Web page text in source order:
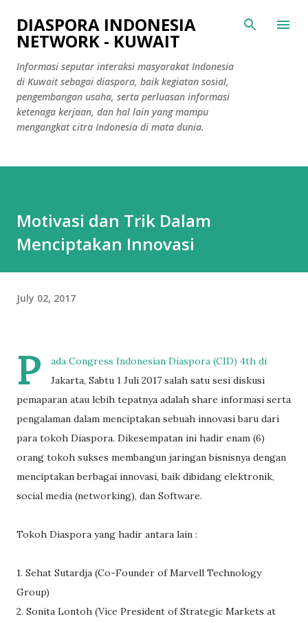
Skip to main content
DIASPORA INDONESIA
NETWORK - KUWAIT
Informasi seputar interaksi masyarakat Indonesia
di Kuwait sebagai diaspora, baik kegiatan sosial,
pengembangan usaha, serta perluasan informasi
ketenaga kerjaan, dan hal lain yang mampu
mengangkat citra Indonesia di mata dunia.
Motivasi dan Trik Dalam
Menciptakan Innovasi
July 02, 2017
P
ada Congress Indonesian Diaspora (CID) 4th di
Jakarta, Sabtu 1 Juli 2017 salah satu sesi diskusi
pemaparan atau lebih tepatnya adalah share informasi serta
pengalaman dalam menciptakan sebuah innovasi baru dari
para tokoh Diaspora. Dikesempatan ini hadir enam (6)
orang tokoh sukses membangun jaringan bisnisnya dengan
menciptakan berbagai innovasi, baik dibidang elektronik,
social media (networking), dan Software.
Tokoh Diaspora yang hadir antara lain :
1. Sehat Sutardja (Co-Founder of Marvell Technology
Group)
2. Sonita Lontoh (Vice President of Strategic Markets at